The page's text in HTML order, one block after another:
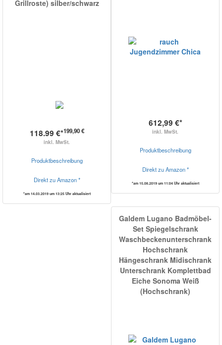
Grillroste) silber/schwarz
118.99 €*199,90 €
inkl. MwSt.
Produktbeschreibung
Direkt zu Amazon *
*am 14.03.2019 um 13:25 Uhr aktualisiert
612,99 €*
inkl. MwSt.
Produktbeschreibung
Direkt zu Amazon *
*am 15.08.2019 um 11:04 Uhr aktualisiert
Galdem Lugano Badmöbel-
Set Spiegelschrank
Waschbeckenunterschrank
Hochschrank
Hängeschrank Midischrank
Unterschrank Komplettbad
Eiche Sonoma Weiß
(Hochschrank)